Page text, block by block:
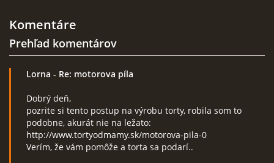
tortyodlorny@gmail.com
Komentáre
Prehľad komentárov
Lorna - Re: motorova píla
Dobrý deň,
pozrite si tento postup na výrobu torty, robila som to
podobne, akurát nie na ležato:
http://www.tortyodmamy.sk/motorova-pila-0
Verím, že vám pomôže a torta sa podarí..